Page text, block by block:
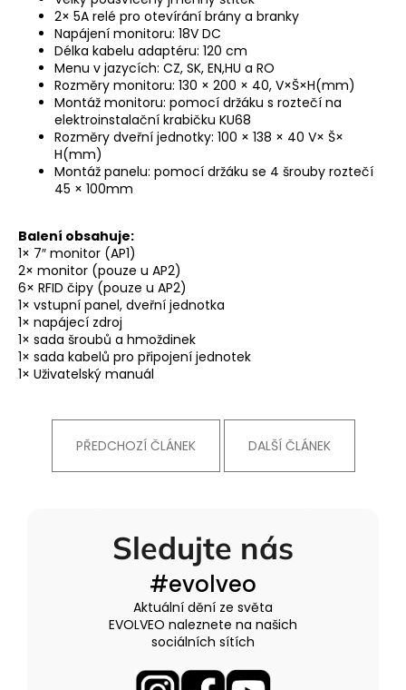
2× 5A relé pro otevírání brány a branky
Napájení monitoru: 18V DC
Délka kabelu adaptéru: 120 cm
Menu v jazycích: CZ, SK, EN,HU a RO
Rozměry monitoru: 130 × 200 × 40, V×Š×H(mm)
Montáž monitoru: pomocí držáku s roztečí na
elektroinstalační krabičku KU68
Rozměry dveřní jednotky: 100 × 138 × 40 V× Š×
H(mm)
Montáž panelu: pomocí držáku se 4 šrouby roztečí
45 × 100mm
Balení obsahuje:
1× 7″ monitor (AP1)
2× monitor (pouze u AP2)
6× RFID čipy (pouze u AP2)
1× vstupní panel, dveřní jednotka
1× napájecí zdroj
1× sada šroubů a hmoždinek
1× sada kabelů pro připojení jednotek
1× Uživatelský manuál
PŘEDCHOZÍ ČLÁNEK DALŠÍ ČLÁNEK
Sledujte nás
#evolveo
Aktuální dění ze světa
EVOLVEO naleznete na našich
sociálních sítích